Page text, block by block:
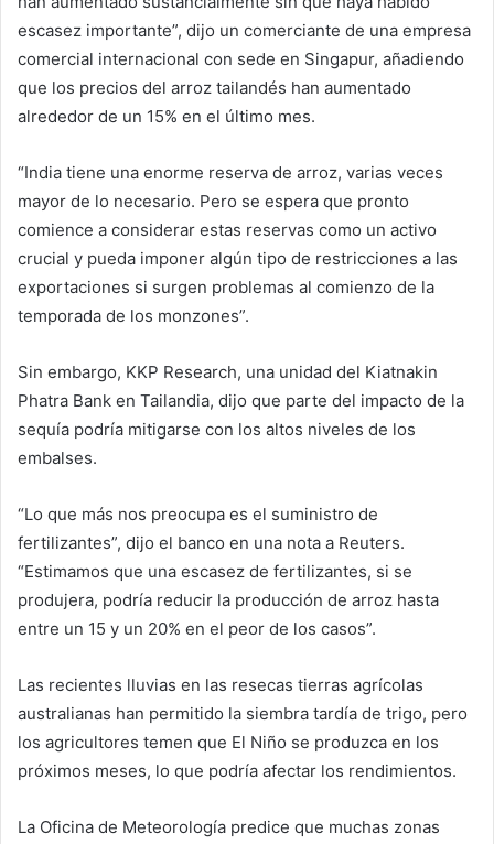
escasez importante”, dijo un comerciante de una empresa
comercial internacional con sede en Singapur, añadiendo
que los precios del arroz tailandés han aumentado
alrededor de un 15% en el último mes.
“India tiene una enorme reserva de arroz, varias veces
mayor de lo necesario. Pero se espera que pronto
comience a considerar estas reservas como un activo
crucial y pueda imponer algún tipo de restricciones a las
exportaciones si surgen problemas al comienzo de la
temporada de los monzones”.
Sin embargo, KKP Research, una unidad del Kiatnakin
Phatra Bank en Tailandia, dijo que parte del impacto de la
sequía podría mitigarse con los altos niveles de los
embalses.
“Lo que más nos preocupa es el suministro de
fertilizantes”, dijo el banco en una nota a Reuters.
“Estimamos que una escasez de fertilizantes, si se
produjera, podría reducir la producción de arroz hasta
entre un 15 y un 20% en el peor de los casos”.
Las recientes lluvias en las resecas tierras agrícolas
australianas han permitido la siembra tardía de trigo, pero
los agricultores temen que El Niño se produzca en los
próximos meses, lo que podría afectar los rendimientos.
La Oficina de Meteorología predice que muchas zonas